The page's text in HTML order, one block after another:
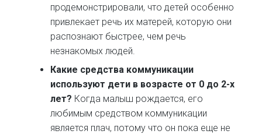
продемонстрировали, что детей особенно
привлекает речь их матерей, которую они
распознают быстрее, чем речь
незнакомых людей.
Какие средства коммуникации
используют дети в возрасте от 0 до 2-х
лет? Когда малыш рождается, его
любимым средством коммуникации
является плач, потому что он пока еще не